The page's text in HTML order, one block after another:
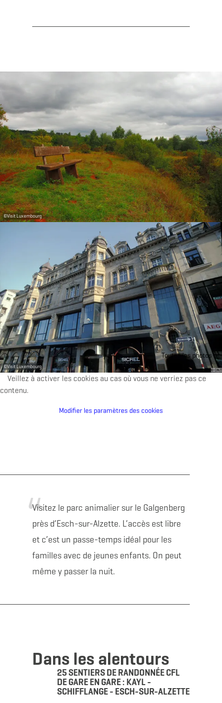
©Visit Luxembourg
©Visit Luxembourg
Toutes les photos
Veillez à activer les cookies au cas où vous ne verriez pas ce
contenu.
Modifier les paramètres des cookies
Visitez le parc animalier sur le Galgenberg
près d’Esch-sur-Alzette. L’accès est libre
et c’est un passe-temps idéal pour les
familles avec de jeunes enfants. On peut
même y passer la nuit.
Dans les alentours
25 SENTIERS DE RANDONNÉE CFL
DE GARE EN GARE : KAYL -
SCHIFFLANGE - ESCH-SUR-ALZETTE